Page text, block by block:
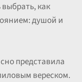
как
душой и
представила
вереском.